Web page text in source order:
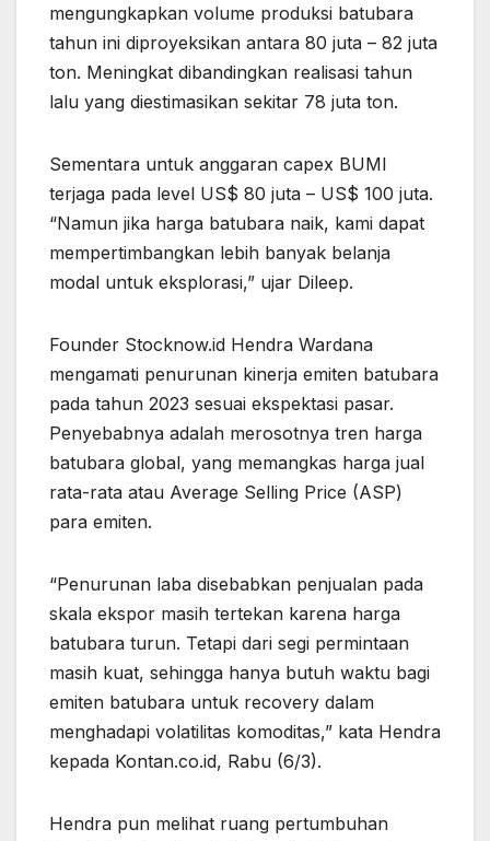
mengungkapkan volume produksi batubara
tahun ini diproyeksikan antara 80 juta – 82 juta
ton. Meningkat dibandingkan realisasi tahun
lalu yang diestimasikan sekitar 78 juta ton.
Sementara untuk anggaran capex BUMI
terjaga pada level US$ 80 juta – US$ 100 juta.
“Namun jika harga batubara naik, kami dapat
mempertimbangkan lebih banyak belanja
modal untuk eksplorasi,” ujar Dileep.
Founder Stocknow.id Hendra Wardana
mengamati penurunan kinerja emiten batubara
pada tahun 2023 sesuai ekspektasi pasar.
Penyebabnya adalah merosotnya tren harga
batubara global, yang memangkas harga jual
rata-rata atau Average Selling Price (ASP)
para emiten.
“Penurunan laba disebabkan penjualan pada
skala ekspor masih tertekan karena harga
batubara turun. Tetapi dari segi permintaan
masih kuat, sehingga hanya butuh waktu bagi
emiten batubara untuk recovery dalam
menghadapi volatilitas komoditas,” kata Hendra
kepada Kontan.co.id, Rabu (6/3).
Hendra pun melihat ruang pertumbuhan